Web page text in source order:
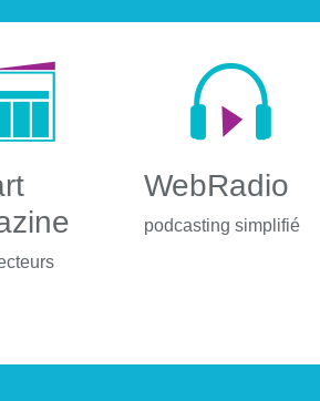
WebRadio
podcasting simplifié